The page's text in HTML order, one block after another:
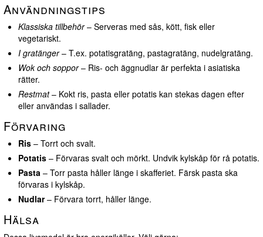
Användningstips
Klassiska tillbehör– Serveras med sås, kött, fisk eller
vegetariskt.
I gratänger– T.ex. potatisgratäng, pastagratäng, nudelgratäng.
Wok och soppor– Ris- och äggnudlar är perfekta i asiatiska
rätter.
Restmat– Kokt ris, pasta eller potatis kan stekas dagen efter
eller användas i sallader.
Förvaring
Ris – Torrt och svalt.
Potatis – Förvaras svalt och mörkt. Undvik kylskåp för rå potatis.
Pasta – Torr pasta håller länge i skafferiet. Färsk pasta ska
förvaras i kylskåp.
Nudlar– Förvara torrt, håller länge.
Hälsa